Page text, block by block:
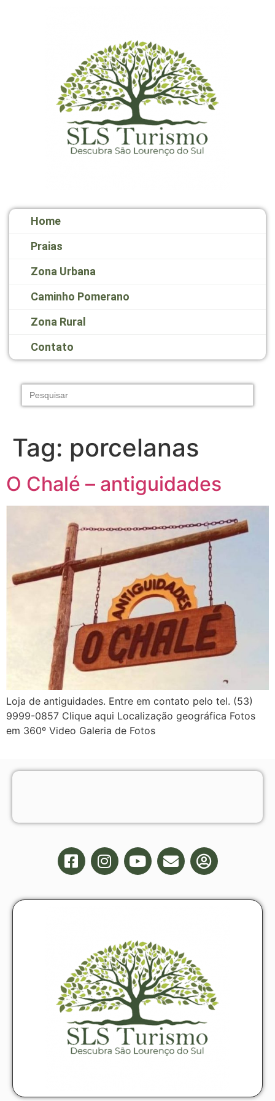
Home
Praias
Zona Urbana
Caminho Pomerano
Zona Rural
Contato
Search
for:
Tag: porcelanas
O Chalé – antiguidades
Loja de antiguidades. Entre em contato pelo tel. (53)
9999-0857 Clique aqui Localização geográfica Fotos
em 360º Video Galeria de Fotos